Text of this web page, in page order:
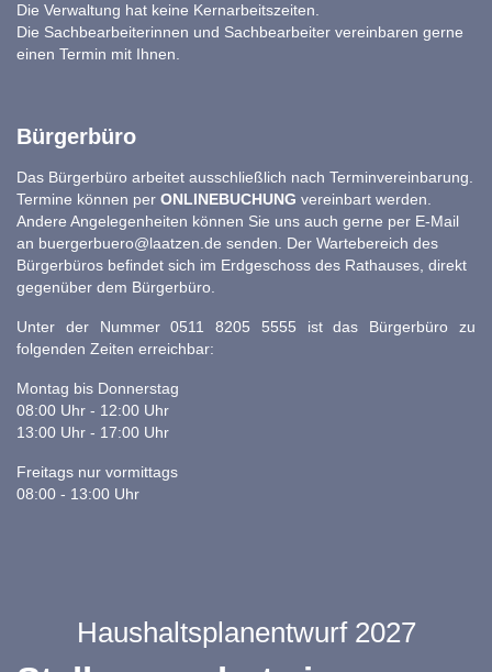
Die Verwaltung hat keine Kernarbeitszeiten.
Die Sachbearbeiterinnen und Sachbearbeiter vereinbaren gerne
einen Termin mit Ihnen.
Bürgerbüro
Das Bürgerbüro arbeitet ausschließlich nach Terminvereinbarung.
Termine können per ONLINEBUCHUNG vereinbart werden.
Andere Angelegenheiten können Sie uns auch gerne per E-Mail
an buergerbuero@laatzen.de senden. Der Wartebereich des
Bürgerbüros befindet sich im Erdgeschoss des Rathauses, direkt
gegenüber dem Bürgerbüro.
Unter der Nummer 0511 8205 5555 ist das Bürgerbüro zu
folgenden Zeiten erreichbar:
Montag bis Donnerstag
08:00 Uhr - 12:00 Uhr
13:00 Uhr - 17:00 Uhr
Freitags nur vormittags
08:00 - 13:00 Uhr
Haushaltsplanentwurf 2027